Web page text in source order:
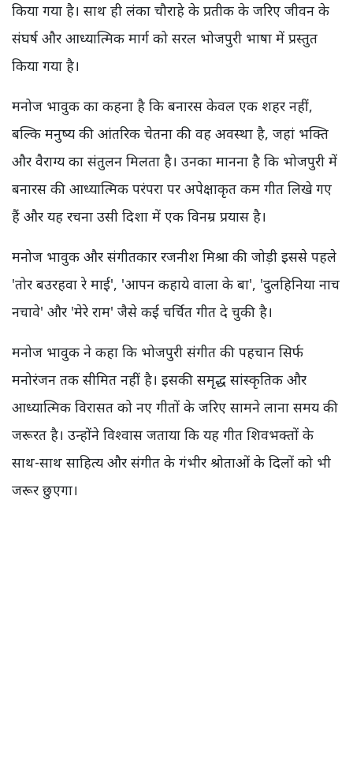
किया गया है। साथ ही लंका चौराहे के प्रतीक के जरिए जीवन के
संघर्ष और आध्यात्मिक मार्ग को सरल भोजपुरी भाषा में प्रस्तुत
किया गया है।
मनोज भावुक का कहना है कि बनारस केवल एक शहर नहीं,
बल्कि मनुष्य की आंतरिक चेतना की वह अवस्था है, जहां भक्ति
और वैराग्य का संतुलन मिलता है। उनका मानना है कि भोजपुरी में
बनारस की आध्यात्मिक परंपरा पर अपेक्षाकृत कम गीत लिखे गए
हैं और यह रचना उसी दिशा में एक विनम्र प्रयास है।
मनोज भावुक और संगीतकार रजनीश मिश्रा की जोड़ी इससे पहले
'तोर बउरहवा रे माई', 'आपन कहाये वाला के बा', 'दुलहिनिया नाच
नचावे' और 'मेरे राम' जैसे कई चर्चित गीत दे चुकी है।
मनोज भावुक ने कहा कि भोजपुरी संगीत की पहचान सिर्फ
मनोरंजन तक सीमित नहीं है। इसकी समृद्ध सांस्कृतिक और
आध्यात्मिक विरासत को नए गीतों के जरिए सामने लाना समय की
जरूरत है। उन्होंने विश्वास जताया कि यह गीत शिवभक्तों के
साथ-साथ साहित्य और संगीत के गंभीर श्रोताओं के दिलों को भी
जरूर छुएगा।